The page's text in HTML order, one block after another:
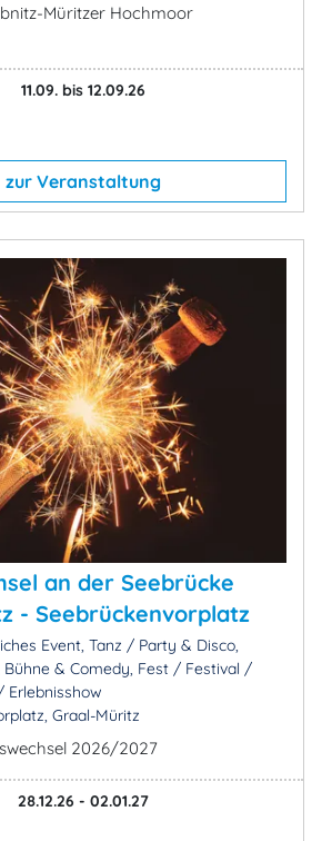
Müritzer Hochmoor
11.09. bis 12.09.26
zur Veranstaltung
an der Seebrücke
- Seebrückenvorplatz
Event, Tanz / Party & Disco,
Bühne & Comedy, Fest / Festival /
Erlebnisshow
Graal-Müritz
2026/2027
28.12.26 - 02.01.27